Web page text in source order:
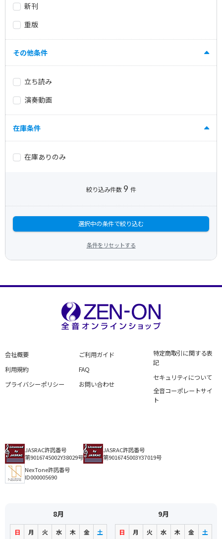
新刊
重版
その他条件
立ち読み
演奏動画
在庫条件
在庫ありのみ
絞り込み件数 9 件
選択中の条件で絞り込む
条件をリセットする
会社概要
利用規約
プライバシーポリシー
ご利用ガイド
FAQ
お問い合わせ
特定商取引に関する表
記
セキュリティについて
全音コーポレートサイ
ト
JASRAC許諾番号
第9016745002Y38029号
JASRAC許諾番号
第9016745003Y37019号
NexTone許諾番号
ID000005690
8月
日 月 火 水 木 金 土
9月
日 月 火 水 木 金 土